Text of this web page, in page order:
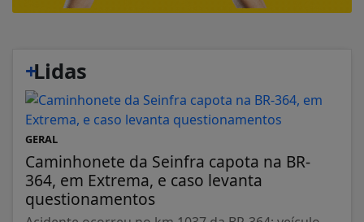
+
Lidas
GERAL
Caminhonete da Seinfra capota na BR-
364, em Extrema, e caso levanta
questionamentos